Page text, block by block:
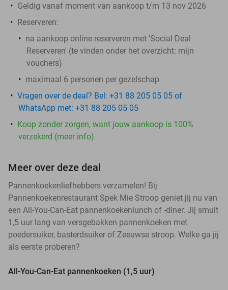
Geldig vanaf moment van aankoop t/m 13 nov 2026
Reserveren:
na aankoop online reserveren met 'Social Deal
Reserveren' (te vinden onder het overzicht: mijn
vouchers)
maximaal 6 personen per gezelschap
Vragen over de deal? Bel: +31 88 205 05 05 of
WhatsApp met: +31 88 205 05 05
Koop zonder zorgen, want jouw aankoop is 100%
verzekerd (meer info)
Meer over deze deal
Pannenkoekenliefhebbers verzamelen! Bij
Pannenkoekenrestaurant Spek Mie Stroop geniet jij nu van
een All-You-Can-Eat pannenkoekenlunch of -diner. Jij smult
1,5 uur lang van versgebakken pannenkoeken met
poedersuiker, basterdsuiker of Zeeuwse stroop. Welke ga jij
als eerste proberen?
All-You-Can-Eat pannenkoeken (1,5 uur)